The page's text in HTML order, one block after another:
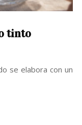
tinto
se elabora con un